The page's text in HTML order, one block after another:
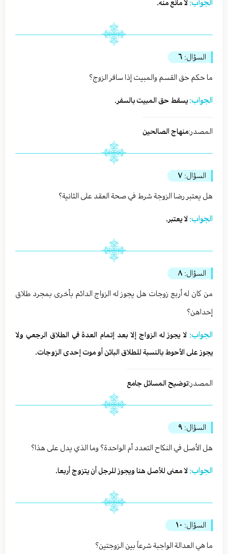
الجواب: لا مانع منه.
السؤال: ٦
ما حكم حق القسم والمبيت إذا سافر الزوج؟
الجواب: يسقط حق المبيت بالسفر.
المصدر:منهاج الصالحين
السؤال: ٧
هل يعتبر رضا الزوجة شرط في صحة العقد على الثانية؟
الجواب: لا يعتبر.
السؤال: ٨
من كان له أربع زوجات هل يجوز له الزواج الدائم بأخرى بمجرد طلاق
إحداهن؟
الجواب: لا يجوز له الزواج إلا بعد إتمام العدة في الطلاق الرجعي ولا
يجوز على الأحوط بالنسبة للطلاق البائن أو موت إحدى الزوجات.
المصدر:توضيح المسائل جامع
السؤال: ٩
هل الأصل في النكاح التعدد أم الواحدة؟ وما الذي يدل على هذا؟
الجواب: لا معنى للأصل هنا ويجوز للرجل أن يتزوج أربعا.
السؤال: ١٠
ما هي العدالة الواجبة شرعاً بين الزوجتين؟